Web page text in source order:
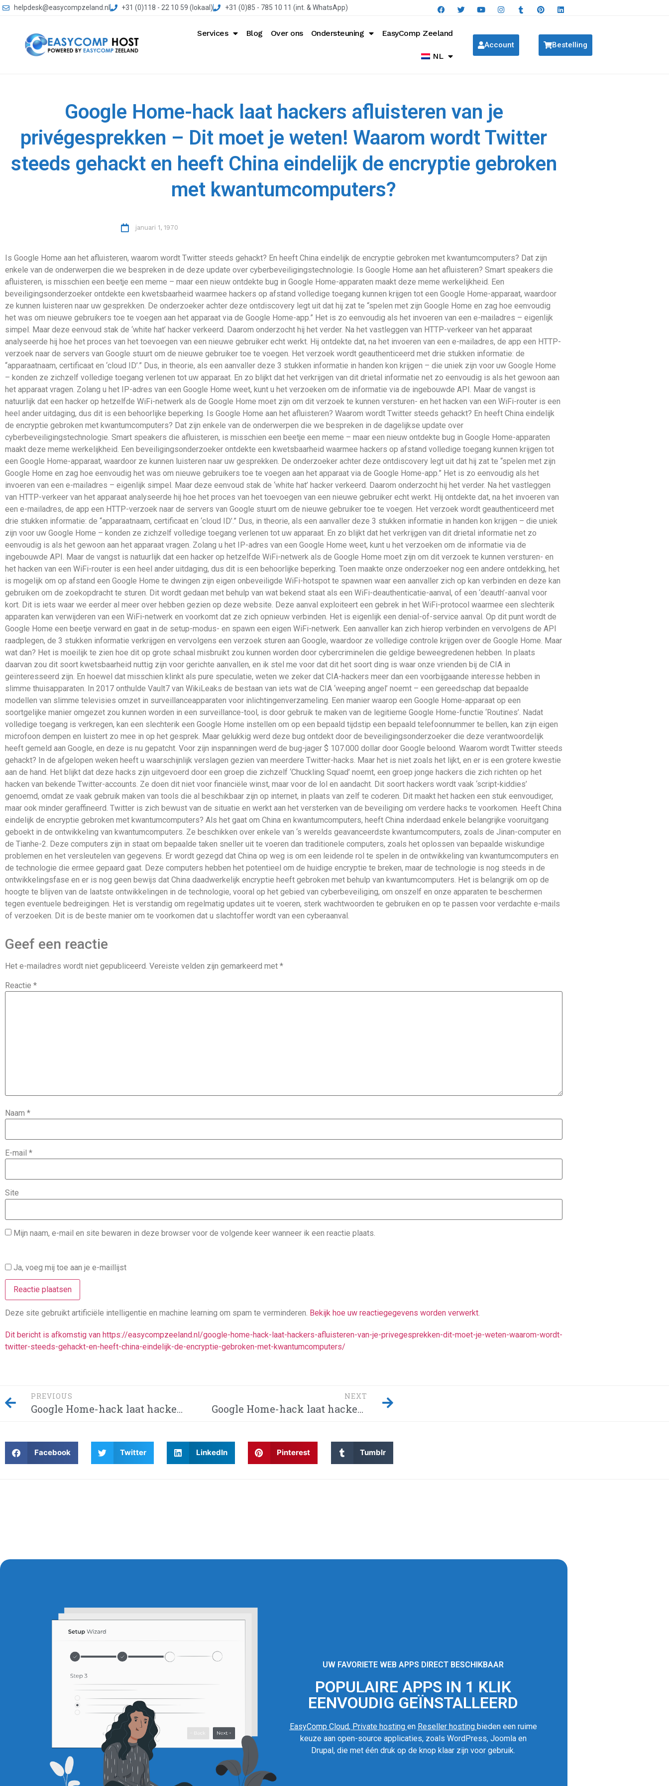
helpdesk@easycompzeland.nl +31 (0)118 - 22 10 59 (lokaal) +31 (0)85 - 785 10 11 (int. & WhatsApp)
Services Blog Over ons Ondersteuning EasyComp Zeeland
NL
Account Bestelling
Google Home-hack laat hackers afluisteren van je
privégesprekken – Dit moet je weten! Waarom wordt Twitter
steeds gehackt en heeft China eindelijk de encryptie gebroken
met kwantumcomputers?
januari 1, 1970
Is Google Home aan het afluisteren, waarom wordt Twitter steeds gehackt? En heeft China eindelijk de encryptie gebroken met kwantumcomputers? Dat zijn
enkele van de onderwerpen die we bespreken in de deze update over cyberbeveiligingstechnologie. Is Google Home aan het afluisteren? Smart speakers die
afluisteren, is misschien een beetje een meme – maar een nieuw ontdekte bug in Google Home-apparaten maakt deze meme werkelijkheid. Een
beveiligingsonderzoeker ontdekte een kwetsbaarheid waarmee hackers op afstand volledige toegang kunnen krijgen tot een Google Home-apparaat, waardoor
ze kunnen luisteren naar uw gesprekken. De onderzoeker achter deze ontdiscovery legt uit dat hij zat te “spelen met zijn Google Home en zag hoe eenvoudig
het was om nieuwe gebruikers toe te voegen aan het apparaat via de Google Home-app.” Het is zo eenvoudig als het invoeren van een e-mailadres – eigenlijk
simpel. Maar deze eenvoud stak de ‘white hat’ hacker verkeerd. Daarom onderzocht hij het verder. Na het vastleggen van HTTP-verkeer van het apparaat
analyseerde hij hoe het proces van het toevoegen van een nieuwe gebruiker echt werkt. Hij ontdekte dat, na het invoeren van een e-mailadres, de app een HTTP-
verzoek naar de servers van Google stuurt om de nieuwe gebruiker toe te voegen. Het verzoek wordt geauthenticeerd met drie stukken informatie: de
“apparaatnaam, certificaat en ‘cloud ID’.” Dus, in theorie, als een aanvaller deze 3 stukken informatie in handen kon krijgen – die uniek zijn voor uw Google Home
– konden ze zichzelf volledige toegang verlenen tot uw apparaat. En zo blijkt dat het verkrijgen van dit drietal informatie net zo eenvoudig is als het gewoon aan
het apparaat vragen. Zolang u het IP-adres van een Google Home weet, kunt u het verzoeken om de informatie via de ingebouwde API. Maar de vangst is
natuurlijk dat een hacker op hetzelfde WiFi-netwerk als de Google Home moet zijn om dit verzoek te kunnen versturen- en het hacken van een WiFi-router is een
heel ander uitdaging, dus dit is een behoorlijke beperking. Is Google Home aan het afluisteren? Waarom wordt Twitter steeds gehackt? En heeft China eindelijk
de encryptie gebroken met kwantumcomputers? Dat zijn enkele van de onderwerpen die we bespreken in de dagelijkse update over
cyberbeveiligingstechnologie. Smart speakers die afluisteren, is misschien een beetje een meme – maar een nieuw ontdekte bug in Google Home-apparaten
maakt deze meme werkelijkheid. Een beveiligingsonderzoeker ontdekte een kwetsbaarheid waarmee hackers op afstand volledige toegang kunnen krijgen tot
een Google Home-apparaat, waardoor ze kunnen luisteren naar uw gesprekken. De onderzoeker achter deze ontdiscovery legt uit dat hij zat te “spelen met zijn
Google Home en zag hoe eenvoudig het was om nieuwe gebruikers toe te voegen aan het apparaat via de Google Home-app.” Het is zo eenvoudig als het
invoeren van een e-mailadres – eigenlijk simpel. Maar deze eenvoud stak de ‘white hat’ hacker verkeerd. Daarom onderzocht hij het verder. Na het vastleggen
van HTTP-verkeer van het apparaat analyseerde hij hoe het proces van het toevoegen van een nieuwe gebruiker echt werkt. Hij ontdekte dat, na het invoeren van
een e-mailadres, de app een HTTP-verzoek naar de servers van Google stuurt om de nieuwe gebruiker toe te voegen. Het verzoek wordt geauthenticeerd met
drie stukken informatie: de “apparaatnaam, certificaat en ‘cloud ID’.” Dus, in theorie, als een aanvaller deze 3 stukken informatie in handen kon krijgen – die uniek
zijn voor uw Google Home – konden ze zichzelf volledige toegang verlenen tot uw apparaat. En zo blijkt dat het verkrijgen van dit drietal informatie net zo
eenvoudig is als het gewoon aan het apparaat vragen. Zolang u het IP-adres van een Google Home weet, kunt u het verzoeken om de informatie via de
ingebouwde API. Maar de vangst is natuurlijk dat een hacker op hetzelfde WiFi-netwerk als de Google Home moet zijn om dit verzoek te kunnen versturen- en
het hacken van een WiFi-router is een heel ander uitdaging, dus dit is een behoorlijke beperking. Toen maakte onze onderzoeker nog een andere ontdekking, het
is mogelijk om op afstand een Google Home te dwingen zijn eigen onbeveiligde WiFi-hotspot te spawnen waar een aanvaller zich op kan verbinden en deze kan
gebruiken om de zoekopdracht te sturen. Dit wordt gedaan met behulp van wat bekend staat als een WiFi-deauthenticatie-aanval, of een ‘deauth’-aanval voor
kort. Dit is iets waar we eerder al meer over hebben gezien op deze website. Deze aanval exploiteert een gebrek in het WiFi-protocol waarmee een slechterik
apparaten kan verwijderen van een WiFi-netwerk en voorkomt dat ze zich opnieuw verbinden. Het is eigenlijk een denial-of-service aanval. Op dit punt wordt de
Google Home een beetje verward en gaat in de setup-modus- en spawn een eigen WiFi-netwerk. Een aanvaller kan zich hierop verbinden en vervolgens de API
raadplegen, de 3 stukken informatie verkrijgen en vervolgens een verzoek sturen aan Google, waardoor ze volledige controle krijgen over de Google Home. Maar
wat dan? Het is moeilijk te zien hoe dit op grote schaal misbruikt zou kunnen worden door cybercriminelen die geldige beweegredenen hebben. In plaats
daarvan zou dit soort kwetsbaarheid nuttig zijn voor gerichte aanvallen, en ik stel me voor dat dit het soort ding is waar onze vrienden bij de CIA in
geïnteresseerd zijn. En hoewel dat misschien klinkt als pure speculatie, weten we zeker dat CIA-hackers meer dan een voorbijgaande interesse hebben in
slimme thuisapparaten. In 2017 onthulde Vault7 van WikiLeaks de bestaan van iets wat de CIA ‘weeping angel’ noemt – een gereedschap dat bepaalde
modellen van slimme televisies omzet in surveillanceapparaten voor inlichtingenverzameling. Een manier waarop een Google Home-apparaat op een
soortgelijke manier omgezet zou kunnen worden in een surveillance-tool, is door gebruik te maken van de legitieme Google Home-functie ‘Routines’. Nadat
volledige toegang is verkregen, kan een slechterik een Google Home instellen om op een bepaald tijdstip een bepaald telefoonnummer te bellen, kan zijn eigen
microfoon dempen en luistert zo mee in op het gesprek. Maar gelukkig werd deze bug ontdekt door de beveiligingsonderzoeker die deze verantwoordelijk
heeft gemeld aan Google, en deze is nu gepatcht. Voor zijn inspanningen werd de bug-jager $ 107.000 dollar door Google beloond. Waarom wordt Twitter steeds
gehackt? In de afgelopen weken heeft u waarschijnlijk verslagen gezien van meerdere Twitter-hacks. Maar het is niet zoals het lijkt, en er is een grotere kwestie
aan de hand. Het blijkt dat deze hacks zijn uitgevoerd door een groep die zichzelf ‘Chuckling Squad’ noemt, een groep jonge hackers die zich richten op het
hacken van bekende Twitter-accounts. Ze doen dit niet voor financiële winst, maar voor de lol en aandacht. Dit soort hackers wordt vaak ‘script-kiddies’
genoemd, omdat ze vaak gebruik maken van tools die al beschikbaar zijn op internet, in plaats van zelf te coderen. Dit maakt het hacken een stuk eenvoudiger,
maar ook minder geraffineerd. Twitter is zich bewust van de situatie en werkt aan het versterken van de beveiliging om verdere hacks te voorkomen. Heeft China
eindelijk de encryptie gebroken met kwantumcomputers? Als het gaat om China en kwantumcomputers, heeft China inderdaad enkele belangrijke vooruitgang
geboekt in de ontwikkeling van kwantumcomputers. Ze beschikken over enkele van ‘s werelds geavanceerdste kwantumcomputers, zoals de Jinan-computer en
de Tianhe-2. Deze computers zijn in staat om bepaalde taken sneller uit te voeren dan traditionele computers, zoals het oplossen van bepaalde wiskundige
problemen en het versleutelen van gegevens. Er wordt gezegd dat China op weg is om een ​​leidende rol te spelen in de ontwikkeling van kwantumcomputers en
de technologie die ermee gepaard gaat. Deze computers hebben het potentieel om de huidige encryptie te breken, maar de technologie is nog steeds in de
ontwikkelingsfase en er is nog geen bewijs dat China daadwerkelijk encryptie heeft gebroken met behulp van kwantumcomputers. Het is belangrijk om op de
hoogte te blijven van de laatste ontwikkelingen in de technologie, vooral op het gebied van cyberbeveiliging, om onszelf en onze apparaten te beschermen
tegen eventuele bedreigingen. Het is verstandig om regelmatig updates uit te voeren, sterk wachtwoorden te gebruiken en op te passen voor verdachte e-mails
of verzoeken. Dit is de beste manier om te voorkomen dat u slachtoffer wordt van een cyberaanval.
Geef een reactie
Het e-mailadres wordt niet gepubliceerd. Vereiste velden zijn gemarkeerd met *
Reactie *
Naam *
E-mail *
Site
Mijn naam, e-mail en site bewaren in deze browser voor de volgende keer wanneer ik een reactie plaats.
Ja, voeg mij toe aan je e-maillijst
Deze site gebruikt artificiële intelligentie en machine learning om spam te verminderen. Bekijk hoe uw reactiegegevens worden verwerkt.
Dit bericht is afkomstig van https://easycompzeeland.nl/google-home-hack-laat-hackers-afluisteren-van-je-privegesprekken-dit-moet-je-weten-waarom-wordt-
twitter-steeds-gehackt-en-heeft-china-eindelijk-de-encryptie-gebroken-met-kwantumcomputers/
PREVIOUS
Google Home-hack laat hackers afluisteren van je privégesprekken – Dit moet je weten! Waarom wordt Twitter steeds gehackt en heeft China eindelijk de encryptie gebroken met kwantumcomputers?
NEXT
Google Home-hack laat hackers afluisteren van je privégesprekken – Dit moet je weten! Waarom wordt Twitter steeds gehackt en heeft China eindelijk de encryptie gebroken met kwantumcomputers?
Facebook Twitter LinkedIn Pinterest Tumblr
UW FAVORIETE WEB APPS DIRECT BESCHIKBAAR
POPULAIRE APPS IN 1 KLIK
EENVOUDIG GEÏNSTALLEERD
EasyComp Cloud, Private hosting en Reseller hosting bieden een ruime
keuze aan open-source applicaties, zoals WordPress, Joomla en
Drupal, die met één druk op de knop klaar zijn voor gebruik.